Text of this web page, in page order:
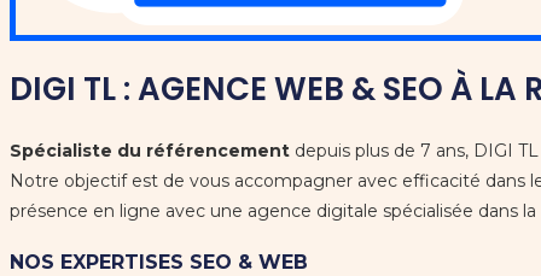
DIGI TL : AGENCE WEB & SEO À LA
Spécialiste du référencement depuis plus de 7 ans, DIGI
Notre objectif est de vous accompagner avec efficacité
présence en ligne avec une agence digitale spécialisée dans la
NOS EXPERTISES SEO & WEB